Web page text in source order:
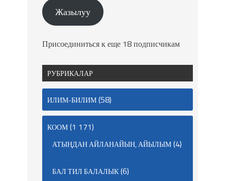
Жазылуу
Присоединиться к еще 18 подписчикам
РУБРИКАЛАР
ИЛИМ-БИЛИМ(58)
КООМ(1 171)
АТЫҢДАН АЙЛАНАЙЫН, АЙЫЛЫМ(4)
БАЛ ТИЛ БАЛАЛЫК(6)